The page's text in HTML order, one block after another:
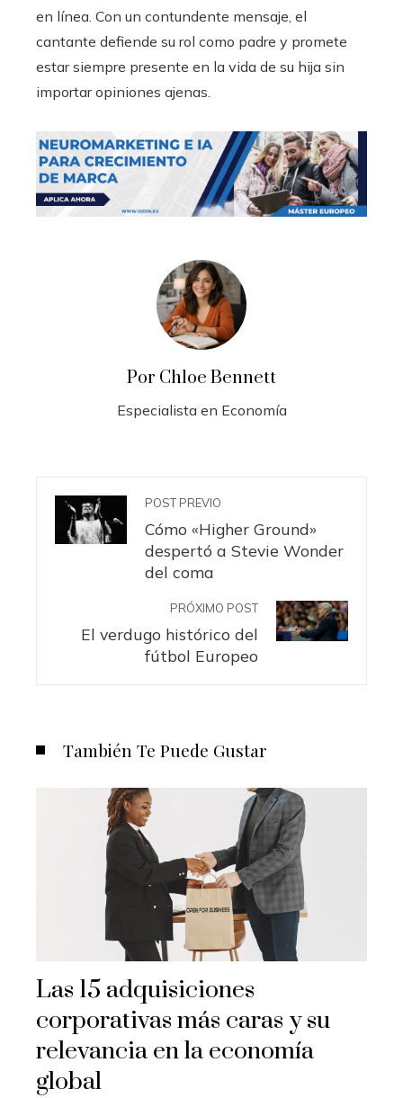
en línea. Con un contundente mensaje, el
cantante defiende su rol como padre y promete
estar siempre presente en la vida de su hija sin
importar opiniones ajenas.
Por Chloe Bennett
Especialista en Economía
POST PREVIO
Cómo «Higher Ground»
despertó a Stevie Wonder
del coma
PRÓXIMO POST
El verdugo histórico del
fútbol Europeo
También Te Puede Gustar
Las 15 adquisiciones
corporativas más caras y su
relevancia en la economía
global